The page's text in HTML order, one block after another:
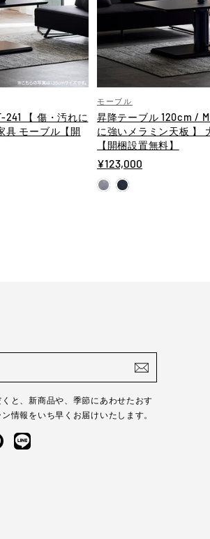
241 【 傷・汚れに
具 モーブル【開
モーブル
昇降テーブル 120cm /
に強いメラミン天板 】
【開梱設置無料】
¥123,000
と、新商品や、季節にあわせたおす
情報をいち早くお届けいたします。
Pinterest